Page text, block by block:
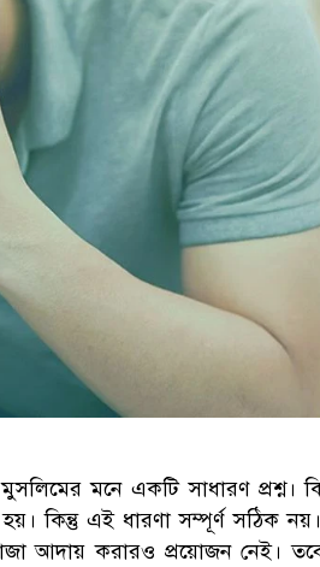
মনে একটি সাধারণ প্রশ্ন।
কিন্তু এই ধারণা সম্পূর্ণ সঠিক
আদায় করারও প্রয়োজন নেই।